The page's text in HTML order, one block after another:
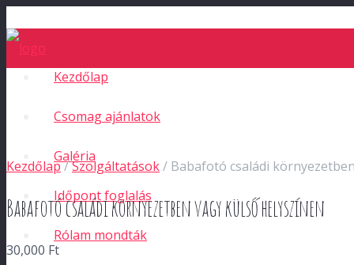
Kezdőlap
Csomag ajánlatok
Galéria
Időpont foglalás
Rólam mondták
Kezdőlap/Szolgáltatások/ Babafotó családi
Babafotó családi környezetben vagy külső helyszínen
30,000 Ft